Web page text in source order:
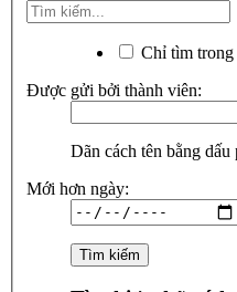
Chỉ tìm trong
Được gửi bởi thành viên:
Dãn cách tên bằng dấu
Mới hơn ngày: